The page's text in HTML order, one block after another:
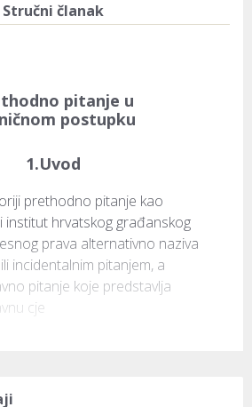
Stručni članak
pitanje u
postupku
1.Uvod
prethodno pitanje kao
hrvatskog građanskog
prava alternativno naziva
incidentalnim pitanjem, a
pitanje koje predstavlja
cje